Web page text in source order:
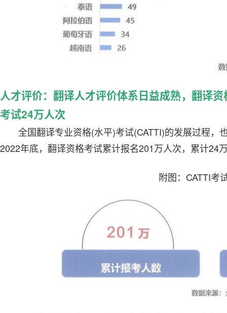
人才评价：翻译人才评价体系日益成熟，翻译
考试24万人次
全国翻译专业资格(水平)考试(CATTI)的发展过程，
2022年底，翻译资格考试累计报名201万人次，累计24
附图：CATTI考